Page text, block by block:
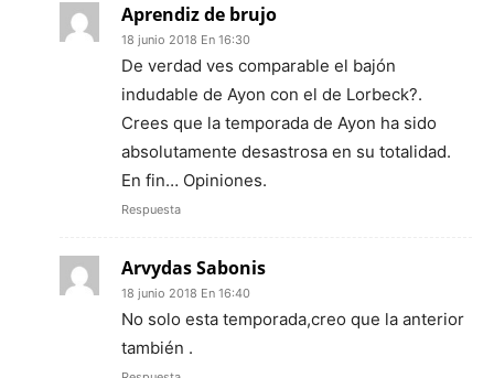
Aprendiz de brujo
18 junio 2018 En 16:30
De verdad ves comparable el bajón
indudable de Ayon con el de Lorbeck?.
Crees que la temporada de Ayon ha sido
absolutamente desastrosa en su totalidad.
En fin… Opiniones.
Respuesta
Arvydas Sabonis
18 junio 2018 En 16:40
No solo esta temporada,creo que la anterior
también .